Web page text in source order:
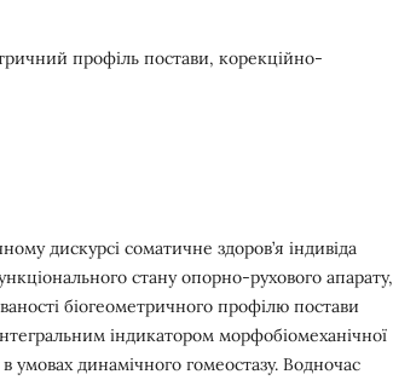
профіль постави, корекційно-
дискурсі соматичне здоров’я індивіда
стану опорно-рухового апарату,
біогеометричного профілю постави
індикатором морфобіомеханічної
в умовах динамічного гомеостазу. Водночас